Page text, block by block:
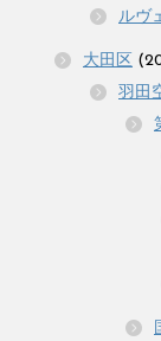
ルヴ
大田区
羽田